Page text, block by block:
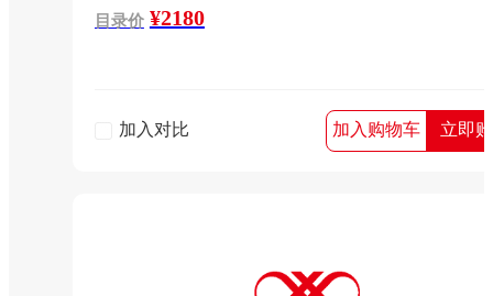
目录价 ¥2180
加入对比 加入购物车 立即